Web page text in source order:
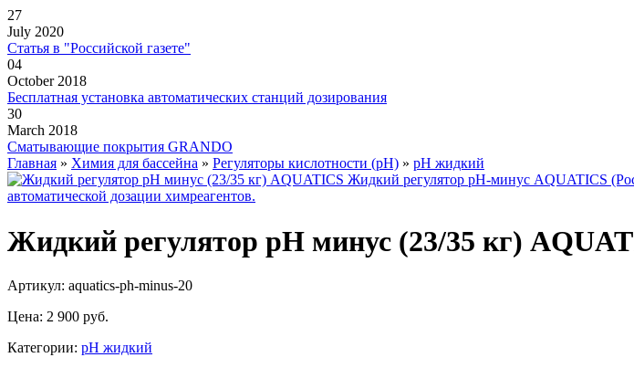
27
July 2020
Статья в "Российской газете"
04
October 2018
Бесплатная установка автоматических станций дозирования
30
March 2018
Сматывающие покрытия GRANDO
Главная » Химия для бассейна » Регуляторы кислотности (pH) » pH жидкий
Жидкий регулятор рН минус (23/35 кг)
Артикул: aquatics-ph-minus-20
Цена: 2 900 руб.
Категории: pH жидкий